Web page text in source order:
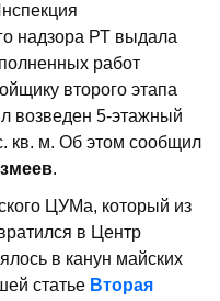
надзора РТ выдала
работ
второго этапа
возведен 5-этажный
кв. м. Об этом сообщил
.
ЦУМа, который из
в Центр
в канун майских
статье Вторая